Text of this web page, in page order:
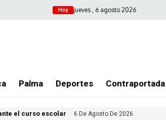
Hoy jueves , 6 agosto 2026
Palma Deportes Contraportada
el curso escolar 6 De Agosto De 2026